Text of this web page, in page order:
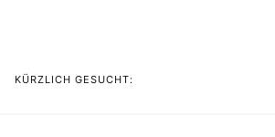
KÜRZLICH GESUCHT: